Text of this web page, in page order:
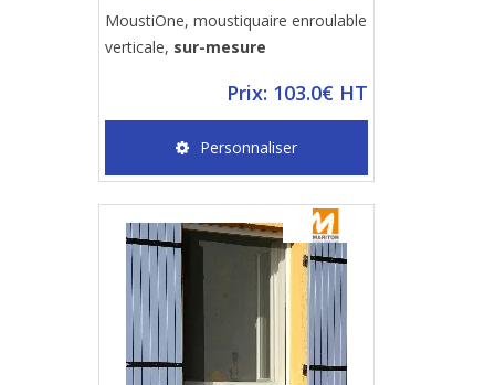
MoustiOne, moustiquaire enroulable
verticale, sur-mesure
Prix: 103.0€ HT
Personnaliser